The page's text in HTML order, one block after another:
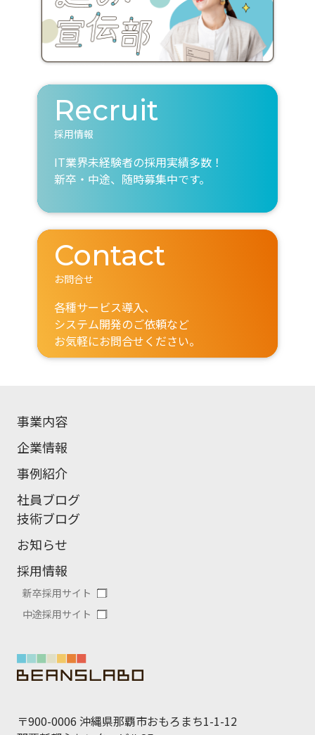
Recruit
採用情報
IT業界未経験者の採用実績多数！
新卒・中途、随時募集中です。
Contact
お問合せ
各種サービス導入、
システム開発のご依頼など
お気軽にお問合せください。
事業内容
企業情報
事例紹介
社員ブログ
技術ブログ
お知らせ
採用情報
新卒採用サイト
中途採用サイト
〒900-0006 沖縄県那覇市おもろまち1-1-12